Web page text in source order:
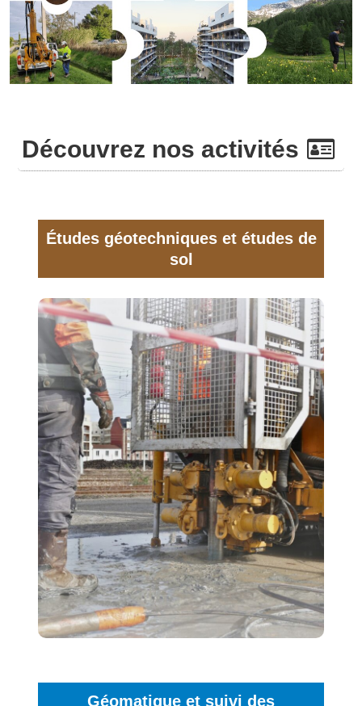
Découvrez nos activités
Études géotechniques et études de
sol
Nous étudions la nature des sols, et proposons
des solutions techniques adaptées à votre projet.
Dans le cadre de la
loi Elan
, pour des
particuliers
(en cas de cession ou de
construction de maison).
Pour les
professionnels
, avant-projet de
construction d’infrastructures, de bâtiments
industriels, de programmes d’habitat, d’étude
d’extension, de surélévation, d’implantation,
d’étude d’assainissement,de notice hydraulique,
etc : Nous pouvons réaliser des
missions
géotechniques G1 à G5
.
En savoir +
Géomatique et suivi des